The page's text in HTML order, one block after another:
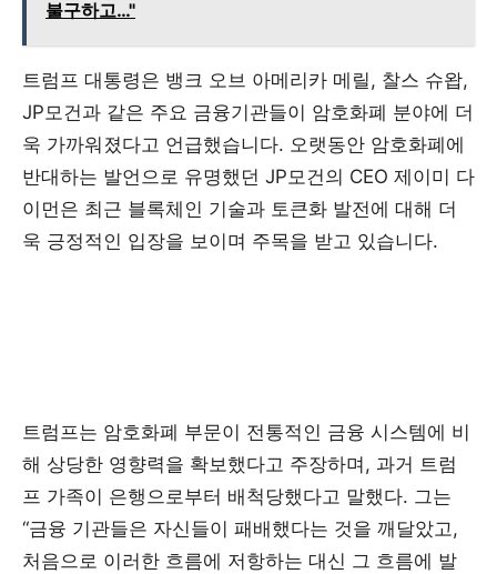
불구하고…"
트럼프 대통령은 뱅크 오브 아메리카 메릴, 찰스 슈왑,
JP모건과 같은 주요 금융기관들이 암호화폐 분야에 더
욱 가까워졌다고 언급했습니다. 오랫동안 암호화폐에
반대하는 발언으로 유명했던 JP모건의 CEO 제이미 다
이먼은 최근 블록체인 기술과 토큰화 발전에 대해 더
욱 긍정적인 입장을 보이며 주목을 받고 있습니다.
트럼프는 암호화폐 부문이 전통적인 금융 시스템에 비
해 상당한 영향력을 확보했다고 주장하며, 과거 트럼
프 가족이 은행으로부터 배척당했다고 말했다. 그는
“금융 기관들은 자신들이 패배했다는 것을 깨달았고,
처음으로 이러한 흐름에 저항하는 대신 그 흐름에 발